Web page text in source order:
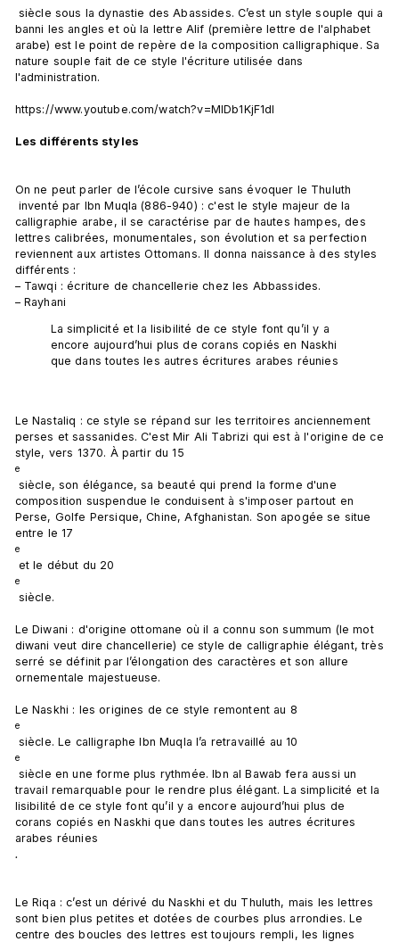
banni les angles et où la lettre Alif (première lettre de l'alphabet
arabe) est le point de repère de la composition calligraphique. Sa
nature souple fait de ce style l'écriture utilisée dans
l'administration.
https://www.youtube.com/watch?v=MIDb1KjF1dI
Les différents styles
On ne peut parler de l’école cursive sans évoquer le Thuluth
inventé par Ibn Muqla (886-940) : c'est le style majeur de la
calligraphie arabe, il se caractérise par de hautes hampes, des
lettres calibrées, monumentales, son évolution et sa perfection
reviennent aux artistes Ottomans. Il donna naissance à des styles
différents :
– Tawqi : écriture de chancellerie chez les Abbassides.
La simplicité et la lisibilité de ce style font qu’il y a
encore aujourd’hui plus de corans copiés en Naskhi
que dans toutes les autres écritures arabes réunies
Le Nastaliq : ce style se répand sur les territoires anciennement
perses et sassanides. C'est Mir Ali Tabrizi qui est à l'origine de ce
style, vers 1370. À partir du 15
e
composition suspendue le conduisent à s'imposer partout en
Perse, Golfe Persique, Chine, Afghanistan. Son apogée se situe
entre le 17
e
et le début du 20
e
Le Diwani : d'origine ottomane où il a connu son summum (le mot
diwani veut dire chancellerie) ce style de calligraphie élégant, très
serré se définit par l’élongation des caractères et son allure
ornementale majestueuse.
Le Naskhi : les origines de ce style remontent au 8
e
siècle. Le calligraphe Ibn Muqla l’a retravaillé au 10
e
travail remarquable pour le rendre plus élégant. La simplicité et la
lisibilité de ce style font qu’il y a encore aujourd’hui plus de
corans copiés en Naskhi que dans toutes les autres écritures
arabes réunies
.
Le Riqa : c’est un dérivé du Naskhi et du Thuluth, mais les lettres
sont bien plus petites et dotées de courbes plus arrondies. Le
centre des boucles des lettres est toujours rempli, les lignes